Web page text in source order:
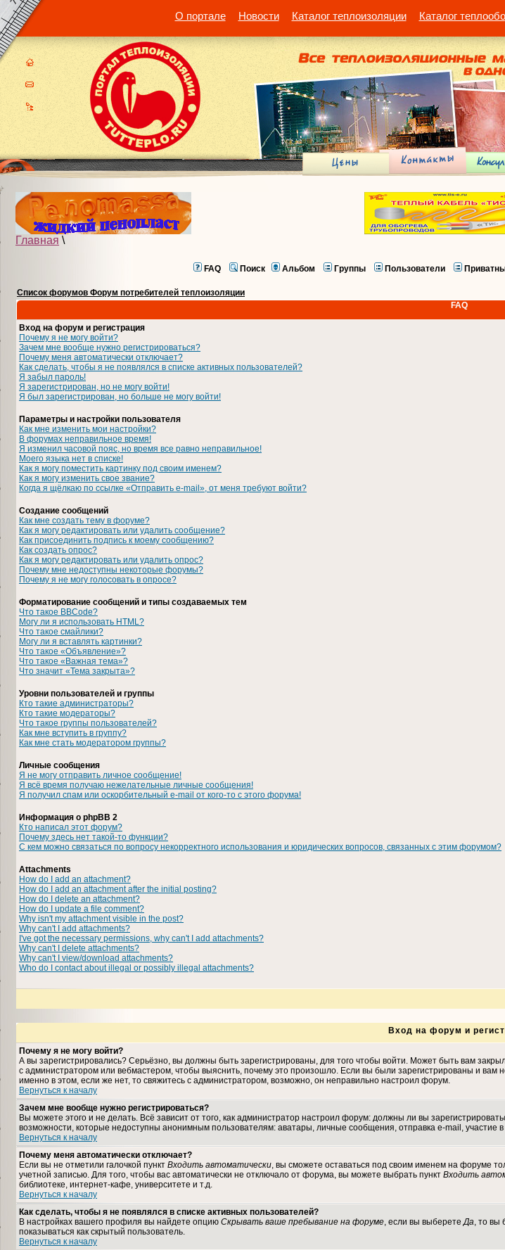
О портале Новости Каталог теплоизоляции Каталог
Главная \
FAQ Поиск Альбом Группы Пользователи
Список форумов Форум потребителей теплоизоляции
FAQ
Вход на форум и регистрация
Почему я не могу войти?
Зачем мне вообще нужно регистрироваться?
Почему меня автоматически отключает?
Как сделать, чтобы я не появлялся в списке активных пользователей?
Я забыл пароль!
Я зарегистрирован, но не могу войти!
Я был зарегистрирован, но больше не могу войти!
Параметры и настройки пользователя
Как мне изменить мои настройки?
В форумах неправильное время!
Я изменил часовой пояс, но время все равно неправильное!
Моего языка нет в списке!
Как я могу поместить картинку под своим именем?
Как я могу изменить свое звание?
Когда я щёлкаю по ссылке «Отправить e-mail», от меня требуют войти?
Создание сообщений
Как мне создать тему в форуме?
Как я могу редактировать или удалить сообщение?
Как присоединить подпись к моему сообщению?
Как создать опрос?
Как я могу редактировать или удалить опрос?
Почему мне недоступны некоторые форумы?
Почему я не могу голосовать в опросе?
Форматирование сообщений и типы создаваемых тем
Что такое BBCode?
Могу ли я использовать HTML?
Что такое смайлики?
Могу ли я вставлять картинки?
Что такое «Объявление»?
Что такое «Важная тема»?
Что значит «Тема закрыта»?
Уровни пользователей и группы
Кто такие администраторы?
Кто такие модераторы?
Что такое группы пользователей?
Как мне вступить в группу?
Как мне стать модератором группы?
Личные сообщения
Я не могу отправить личное сообщение!
Я всё время получаю нежелательные личные сообщения!
Я получил спам или оскорбительный e-mail от кого-то с этого форума!
Информация о phpBB 2
Кто написал этот форум?
Почему здесь нет такой-то функции?
С кем можно связаться по вопросу некорректного использования и юридических вопросов, связанных с этим форумом?
Attachments
How do I add an attachment?
How do I add an attachment after the initial posting?
How do I delete an attachment?
How do I update a file comment?
Why isn't my attachment visible in the post?
Why can't I add attachments?
I've got the necessary permissions, why can't I add attachments?
Why can't I delete attachments?
Why can't I view/download attachments?
Who do I contact about illegal or possibly illegal attachments?
Вход на форум и
Почему я не могу войти?
А вы зарегистрировались? Серьёзно, вы должны быть зарегистрированы, для того чтобы войти. Может быть вам
с администратором или вебмастером, чтобы выяснить, почему это произошло. Если вы были зарегистрированы и
именно в этом, если же нет, то свяжитесь с администратором, возможно, он неправильно настроил форум.
Вернуться к началу
Зачем мне вообще нужно регистрироваться?
Вы можете этого и не делать. Всё зависит от того, как администратор настроил форум: должны ли вы
возможности, которые недоступны анонимным пользователям: аватары, личные сообщения, отправка e-mail, участие
Вернуться к началу
Почему меня автоматически отключает?
Если вы не отметили галочкой пункт Входить автоматически, вы сможете оставаться под своим именем на форуме
учетной записью. Для того, чтобы вас автоматически не отключало от форума, вы можете выбрать пункт Входить
библиотеке, интернет-кафе, университете и т.д.
Вернуться к началу
Как сделать, чтобы я не появлялся в списке активных пользователей?
В настройках вашего профиля вы найдете опцию Скрывать ваше пребывание на форуме, если вы выберетеДа, то вы
показываться как скрытый пользователь.
Вернуться к началу